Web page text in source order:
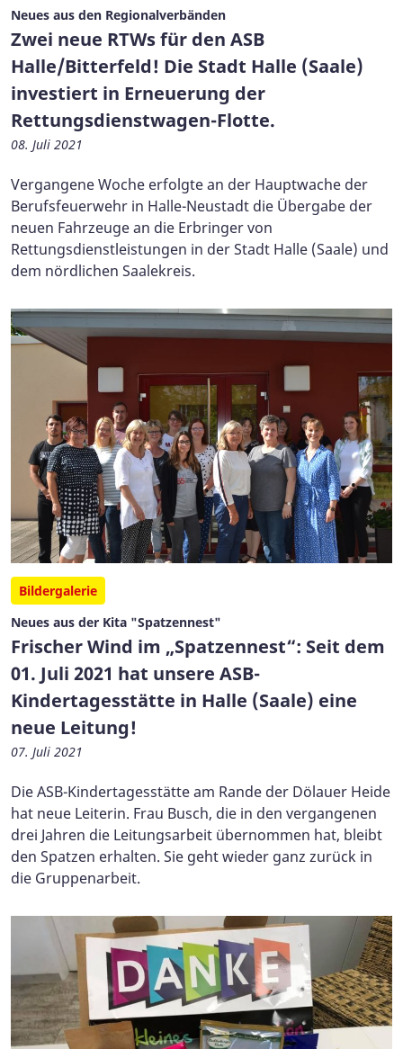
Neues aus den Regionalverbänden
Zwei neue RTWs für den ASB
Halle/Bitterfeld! Die Stadt Halle (Saale)
investiert in Erneuerung der
Rettungsdienstwagen-Flotte.
08. Juli 2021
Vergangene Woche erfolgte an der Hauptwache der
Berufsfeuerwehr in Halle-Neustadt die Übergabe der
neuen Fahrzeuge an die Erbringer von
Rettungsdienstleistungen in der Stadt Halle (Saale) und
dem nördlichen Saalekreis.
Bildergalerie
Neues aus der Kita "Spatzennest"
Frischer Wind im „Spatzennest“: Seit dem
01. Juli 2021 hat unsere ASB-
Kindertagesstätte in Halle (Saale) eine
neue Leitung!
07. Juli 2021
Die ASB-Kindertagesstätte am Rande der Dölauer Heide
hat neue Leiterin. Frau Busch, die in den vergangenen
drei Jahren die Leitungsarbeit übernommen hat, bleibt
den Spatzen erhalten. Sie geht wieder ganz zurück in
die Gruppenarbeit.